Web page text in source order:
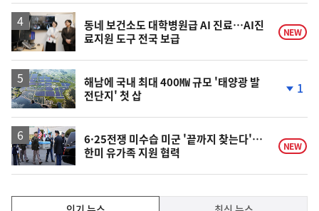
동네 보건소도 대학병원급 AI 진료…AI진
료지원 도구 전국 보급
NEW
해남에 국내 최대 400㎿ 규모 '태양광 발
전단지' 첫 삽
락
1
6·25전쟁 미수습 미군 '끝까지 찾는다'…
한미 유가족 지원 협력
NEW